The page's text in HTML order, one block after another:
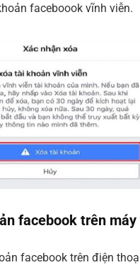
faceboook vĩnh viễn.
facebook trên
facebook trên điện